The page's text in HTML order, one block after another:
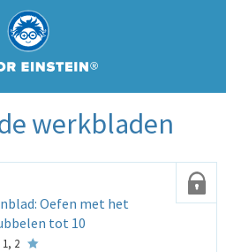
werkbladen
Oefen met het
tot 10
2